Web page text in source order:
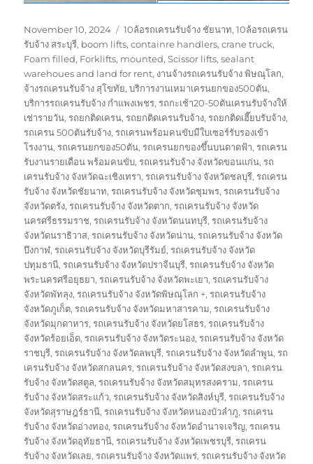
Posted
on
November 10, 2024 Tags
10ล้อรถเครนรับจ้าง ชัยนาท,10ล้อรถเครน
รับจ้าง สระบุรี, boom lifts,containre handlers,crane truck,
Foam filled, Forklifts, mounted,Scissor lifts,sealant
warehoues and land for rent, งานจ้างรถเครนรับจ้าง พิษณุโลก,
จ้างรถเครนรับจ้าง สุโขทัย,บริการงานเหมาเครนยกของ500ตัน,
บริการรถเครนรับจ้าง กำแพงเพชร,รถกะเช้า20-50ตันเครนรับจ้างให้
เช่ารายวัน,รถยกติดเครน,รถยกติดเครนรับจ้าง,รถยกติดเฮี๊ยบรับจ้าง,
รถเครน 500ตันรับจ้าง,รถเครนพร้อมคนขับมีใบเซอร์รับรองเข้า
โรงงาน,รถเครนยกของ50ตัน,รถเครนยกของขึ้นบนดาดฟ้า,รถเครน
รับงานรายเดือน พร้อมคนขับ,รถเครนรับจ้าง จังหวัดขอนแก่น,รถ
เครนรับจ้าง จังหวัดฉะเชิงเทรา,รถเครนรับจ้าง จังหวัดชลบุรี,รถเครน
รับจ้าง จังหวัดชัยนาท,รถเครนรับจ้าง จังหวัดชุมพร,รถเครนรับจ้าง
จังหวัดตรัง,รถเครนรับจ้าง จังหวัดตาก,รถเครนรับจ้าง จังหวัด
นครศรีธรรมราช,รถเครนรับจ้าง จังหวัดนนทบุรี,รถเครนรับจ้าง
จังหวัดนราธิวาส,รถเครนรับจ้าง จังหวัดน่าน,รถเครนรับจ้าง จังหวัด
บึงกาฬ,รถเครนรับจ้าง จังหวัดบุรีรัมย์,รถเครนรับจ้าง จังหวัด
ปทุมธานี,รถเครนรับจ้าง จังหวัดปราจีนบุรี,รถเครนรับจ้าง จังหวัด
พระนครศรีอยุธยา,รถเครนรับจ้าง จังหวัดพะเยา,รถเครนรับจ้าง
จังหวัดพัทลุง,รถเครนรับจ้าง จังหวัดพิษณุโลก +,รถเครนรับจ้าง
จังหวัดภูเก็ต,รถเครนรับจ้าง จังหวัดมหาสารคาม,รถเครนรับจ้าง
จังหวัดมุกดาหาร,รถเครนรับจ้าง จังหวัดยโสธร,รถเครนรับจ้าง
จังหวัดร้อยเอ็ด,รถเครนรับจ้าง จังหวัดระนอง,รถเครนรับจ้าง จังหวัด
ราชบุรี,รถเครนรับจ้าง จังหวัดลพบุรี,รถเครนรับจ้าง จังหวัดลำพูน,รถ
เครนรับจ้าง จังหวัดสกลนคร,รถเครนรับจ้าง จังหวัดสงขลา,รถเครน
รับจ้าง จังหวัดสตูล,รถเครนรับจ้าง จังหวัดสมุทรสงคราม,รถเครน
รับจ้าง จังหวัดสระแก้ว,รถเครนรับจ้าง จังหวัดสิงห์บุรี,รถเครนรับจ้าง
จังหวัดสุราษฎร์ธานี,รถเครนรับจ้าง จังหวัดหนองบัวลำภู,รถเครน
รับจ้าง จังหวัดอ่างทอง,รถเครนรับจ้าง จังหวัดอำนาจเจริญ,รถเครน
รับจ้าง จังหวัดอุทัยธานี,รถเครนรับจ้าง จังหวัดเพชรบุรี,รถเครน
รับจ้าง จังหวัดเลย,รถเครนรับจ้าง จังหวัดแพร่,รถเครนรับจ้าง จังหวัด